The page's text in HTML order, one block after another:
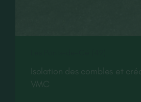
Isolation des combles et
VMC